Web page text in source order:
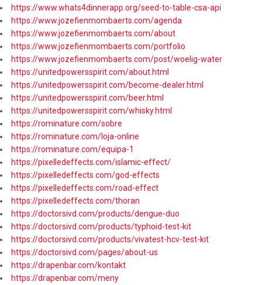
https://www.whats4dinnerapp.org/seed-to-table-csa-api
https://www.jozefienmombaerts.com/agenda
https://www.jozefienmombaerts.com/about
https://www.jozefienmombaerts.com/portfolio
https://www.jozefienmombaerts.com/post/woelig-water
https://unitedpowersspirit.com/about.html
https://unitedpowersspirit.com/become-dealer.html
https://unitedpowersspirit.com/beer.html
https://unitedpowersspirit.com/whisky.html
https://rominature.com/sobre
https://rominature.com/loja-online
https://rominature.com/equipa-1
https://pixelledeffects.com/islamic-effect/
https://pixelledeffects.com/god-effects
https://pixelledeffects.com/road-effect
https://pixelledeffects.com/thoran
https://doctorsivd.com/products/dengue-duo
https://doctorsivd.com/products/typhoid-test-kit
https://doctorsivd.com/products/vivatest-hcv-test-kit
https://doctorsivd.com/pages/about-us
https://drapenbar.com/kontakt
https://drapenbar.com/meny